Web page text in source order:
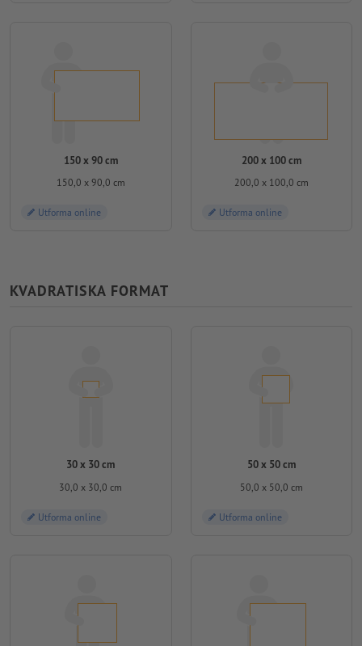
150 x 90 cm
150,0 x 90,0 cm
Utforma online
200 x 100 cm
200,0 x 100,0 cm
Utforma online
KVADRATISKA FORMAT
30 x 30 cm
30,0 x 30,0 cm
Utforma online
50 x 50 cm
50,0 x 50,0 cm
Utforma online